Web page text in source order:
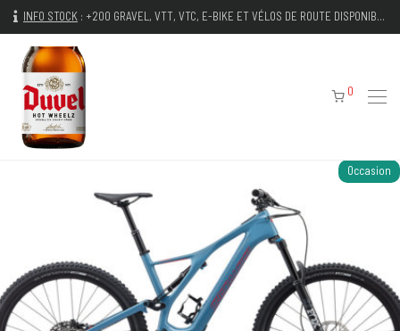
INFO STOCK : +200 GRAVEL, VTT, VTC, E-BIKE ET VÉLOS DE ROUTE DISPONIBLES IMMÉDIATEMENT
0
Occasion